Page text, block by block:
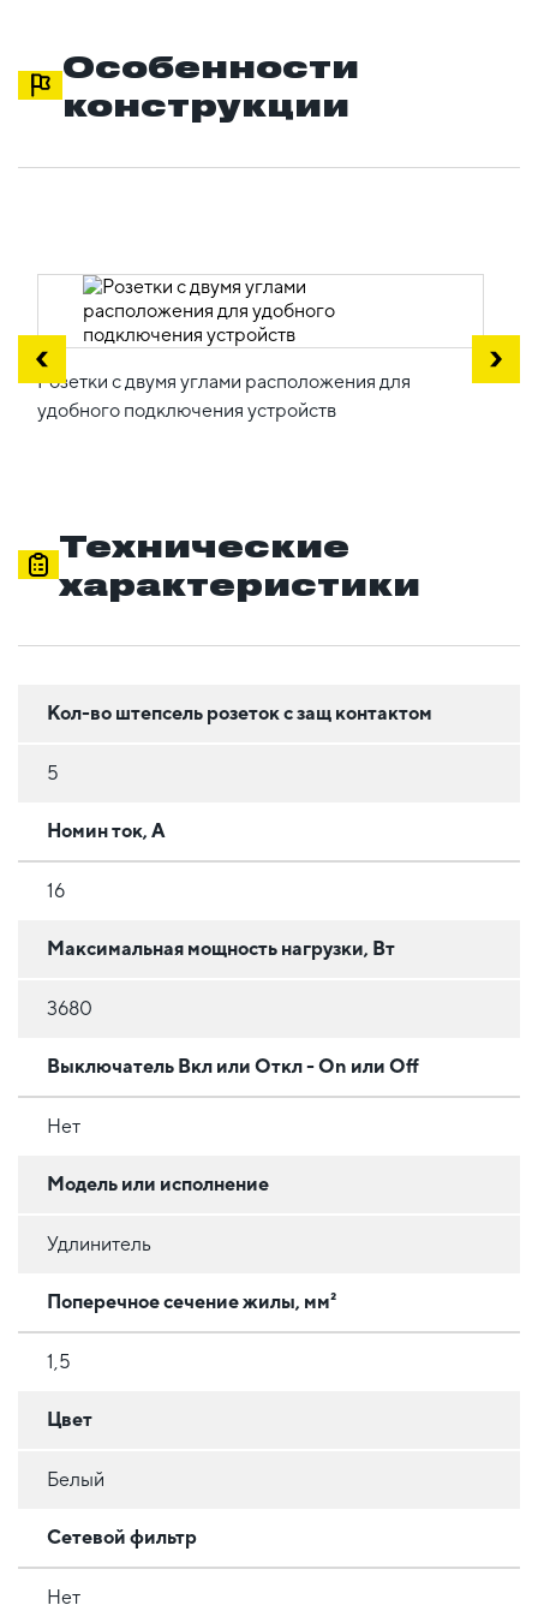
Особенности
конструкции
Розетки с двумя углами расположения для
удобного подключения устройств
Технические
характеристики
Кол-во штепсель розеток с защ контактом
5
Номин ток, А
16
Максимальная мощность нагрузки, Вт
3680
Выключатель Вкл или Откл - On или Off
Нет
Модель или исполнение
Удлинитель
Поперечное сечение жилы, мм²
1,5
Цвет
Белый
Сетевой фильтр
Нет